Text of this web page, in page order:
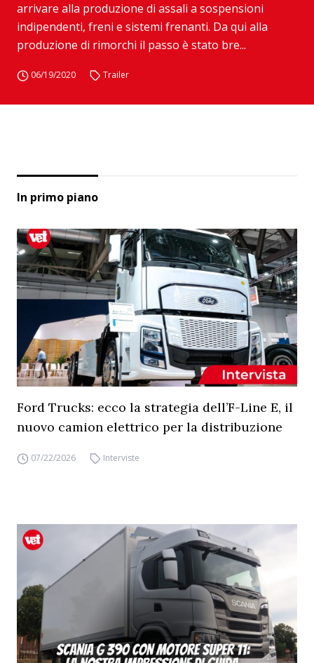
arrivare alla produzione di assali a sospensioni
indipendenti, freni e sistemi frenanti. Da qui alla
produzione di rimorchi il passo è stato bre...
06/19/2020 Trailer
In primo piano
Ford Trucks: ecco la strategia dell’F-Line E, il
nuovo camion elettrico per la distribuzione
07/22/2026 Interviste